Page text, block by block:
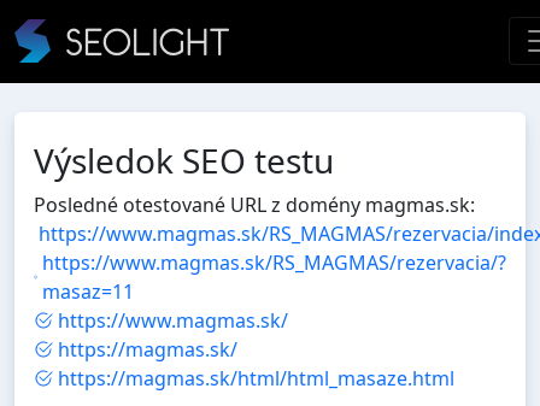
Výsledok SEO testu
Posledné otestované URL z domény magmas.sk:
https://www.magmas.sk/RS_MAGMAS/rezervacia/
https://www.magmas.sk/RS_MAGMAS/rezervacia/?
masaz=11
https://www.magmas.sk/
https://magmas.sk/
https://magmas.sk/html/html_masaze.html